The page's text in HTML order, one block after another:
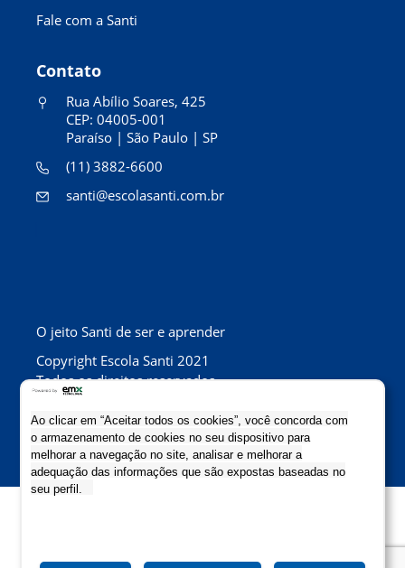
O jeito Santi de ser e aprender
Copyright Escola Santi 2021
Todos os direitos reservados
Colaboração: Evolutiva Comunicação
Fale com a Santi
Contato
Rua Abílio Soares, 425
CEP: 04005-001
Paraíso | São Paulo | SP
(11) 3882-6600
santi@escolasanti.com.br
Ao clicar em “Aceitar todos os cookies”, você concorda com
o armazenamento de cookies no seu dispositivo para
melhorar a navegação no site, analisar e melhorar a
adequação das informações que são expostas baseadas no
seu perfil.